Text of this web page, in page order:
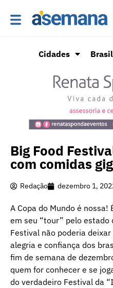
Cidades Brasil
Big Food
com comidas
Redação dezembro 1,
A Copa do Mundo é nossa!
em seu “tour” pelo estado
Festival não poderia
alegria e confiança dos
fim de semana de
quem for conhecer e se
do verdadeiro Festival da